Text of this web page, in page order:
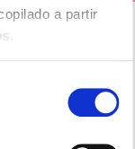
a partir